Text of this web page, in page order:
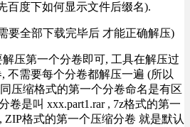
百度下如何显示文件后缀名).
要全部下载完毕后 才能正确解压)
压第一个分卷即可, 工具在解压过
不需要每个分卷都解压一遍 (所以
压缩格式的第一个分卷命名是有区
卷是叫 xxx.part1.rar , 7z格式的第一
ZIP格式的第一个压缩分卷 就是默认